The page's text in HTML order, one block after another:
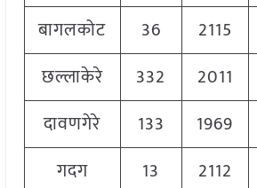
बागलकोट
36 2115
छल्लाकेरे
332 2011
दावणगेरे
133 1969
गदग
13 2112